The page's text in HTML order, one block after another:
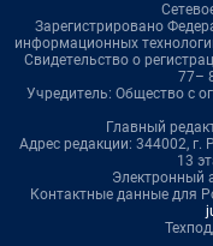
Зарегистрировано
информационных
Свидетельство о
77–
Учредитель: Общество с
Главный
Адрес редакции: 344002, г.
13
Электронный
Контактные данные для